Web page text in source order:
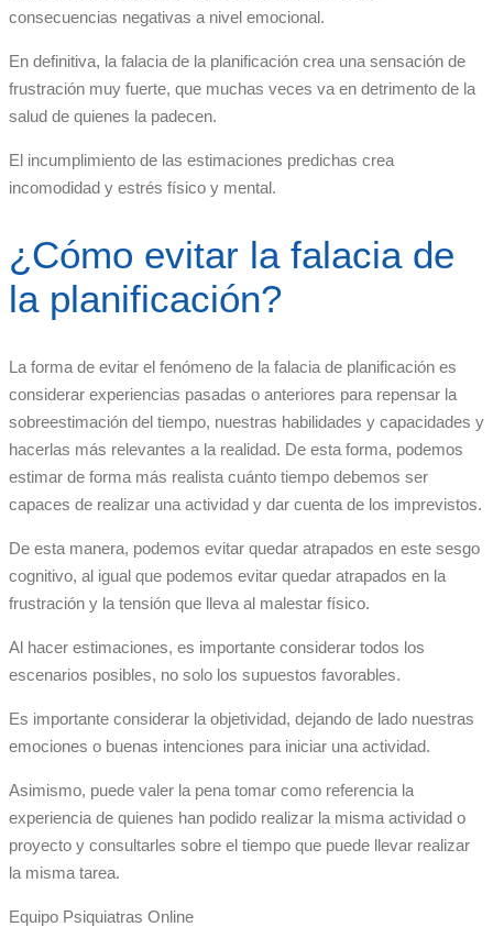
consecuencias negativas a nivel emocional.
En definitiva, la falacia de la planificación crea una sensación de
frustración muy fuerte, que muchas veces va en detrimento de la
salud de quienes la padecen.
El incumplimiento de las estimaciones predichas crea
incomodidad y estrés físico y mental.
¿Cómo evitar la falacia de
la planificación?
La forma de evitar el fenómeno de la falacia de planificación es
considerar experiencias pasadas o anteriores para repensar la
sobreestimación del tiempo, nuestras habilidades y capacidades y
hacerlas más relevantes a la realidad. De esta forma, podemos
estimar de forma más realista cuánto tiempo debemos ser
capaces de realizar una actividad y dar cuenta de los imprevistos.
De esta manera, podemos evitar quedar atrapados en este sesgo
cognitivo, al igual que podemos evitar quedar atrapados en la
frustración y la tensión que lleva al malestar físico.
Al hacer estimaciones, es importante considerar todos los
escenarios posibles, no solo los supuestos favorables.
Es importante considerar la objetividad, dejando de lado nuestras
emociones o buenas intenciones para iniciar una actividad.
Asimismo, puede valer la pena tomar como referencia la
experiencia de quienes han podido realizar la misma actividad o
proyecto y consultarles sobre el tiempo que puede llevar realizar
la misma tarea.
Equipo Psiquiatras Online